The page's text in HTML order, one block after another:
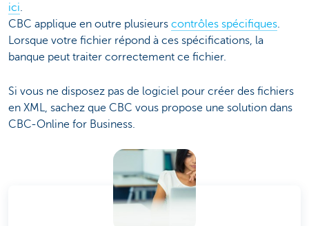
ici
CBC applique en outre plusieurs contrôles spécifiques
Lorsque votre fichier répond à ces spécifications, la
banque peut traiter correctement ce fichier.
Si vous ne disposez pas de logiciel pour créer des fichiers
en XML, sachez que CBC vous propose une solution dans
CBC-Online for Business.